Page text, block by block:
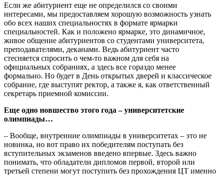
Если же абитуриент еще не определился со своими
интересами, мы предоставляем хорошую возможность узнать
обо всех наших специальностях в формате ярмарки
специальностей. Как и положено ярмарке, это динамичное,
живое общение абитуриентов со студентами университета,
преподавателями, деканами. Ведь абитуриент часто
стесняется спросить о чем-то важном для себя на
официальных собраниях, а здесь все гораздо менее
формально. Но будет в День открытых дверей и классическое
собрание, где выступят ректор, а также я, как ответственный
секретарь приемной комиссии.
Еще одно новшество этого года – университетские
олимпиады…
– Вообще, внутренние олимпиады в университетах – это не
новинка, но вот право их победителям поступать без
вступительных экзаменов введено впервые. Здесь важно
понимать, что обладатели дипломов первой, второй или
третьей степени могут поступить без прохождения ЦТ именно